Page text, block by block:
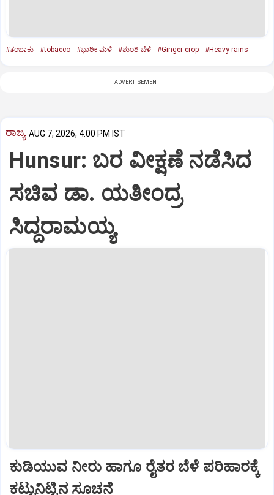
#ತಂಬಾಕು #tobacco #ಭಾರೀ ಮಳೆ #ಶುಂಠಿ ಬೆಳೆ #Ginger crop #Heavy rains
ADVERTISEMENT
ರಾಜ್ಯ AUG 7, 2026, 4:00 PM IST
Hunsur: ಬರ ವೀಕ್ಷಣೆ ನಡೆಸಿದ
ಸಚಿವ ಡಾ. ಯತೀಂದ್ರ
ಸಿದ್ದರಾಮಯ್ಯ
ಕುಡಿಯುವ ನೀರು ಹಾಗೂ ರೈತರ ಬೆಳೆ ಪರಿಹಾರಕ್ಕೆ
ಕಟ್ಟುನಿಟ್ಟಿನ ಸೂಚನೆ